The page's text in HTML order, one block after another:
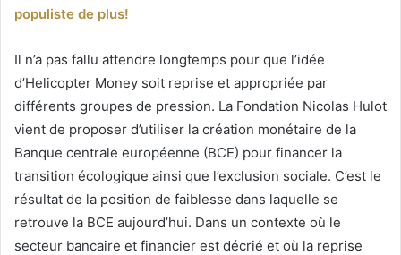
populiste de plus!
Il n’a pas fallu attendre longtemps pour que l’idée
d’Helicopter Money soit reprise et appropriée par
différents groupes de pression. La Fondation Nicolas Hulot
vient de proposer d’utiliser la création monétaire de la
Banque centrale européenne (BCE) pour financer la
transition écologique ainsi que l’exclusion sociale. C’est le
résultat de la position de faiblesse dans laquelle se
retrouve la BCE aujourd’hui. Dans un contexte où le
secteur bancaire et financier est décrié et où la reprise